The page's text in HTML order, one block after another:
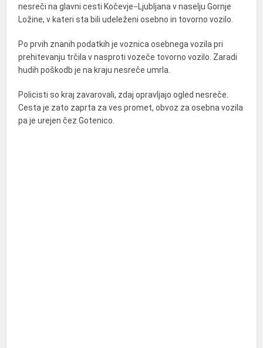
nesreči na glavni cesti Kočevje−Ljubljana v naselju Gornje
Ložine, v kateri sta bili udeleženi osebno in tovorno vozilo.
Po prvih znanih podatkih je voznica osebnega vozila pri
prehitevanju trčila v nasproti vozeče tovorno vozilo. Zaradi
hudih poškodb je na kraju nesreče umrla.
Policisti so kraj zavarovali, zdaj opravljajo ogled nesreče.
Cesta je zato zaprta za ves promet, obvoz za osebna vozila
pa je urejen čez Gotenico.